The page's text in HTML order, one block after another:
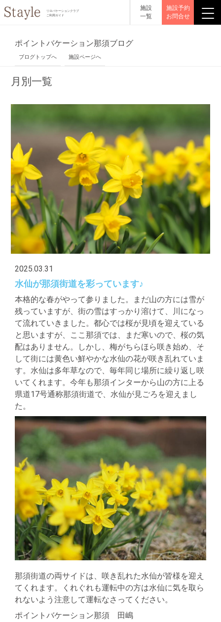
リロバケーションクラブ
ご利用ガイド
施設
一覧
施設予約
お問合せ
ポイントバケーション那須ブログ
ブログトップへ 施設ページへ
月別一覧
2025.03.31
水仙が那須街道を彩っています♪
本格的な春がやって参りました。まだ山の方には雪が
残っていますが、街の雪はすっかり溶けて、川になっ
て流れていきました。都心では桜が見頃を迎えている
と思いますが、ここ那須では、まだ寒いので、桜の気
配はありません。しかし、梅がちらほら咲き始め、そ
して街には黄色い鮮やかな水仙の花が咲き乱れていま
す。水仙は多年草なので、毎年同じ場所に繰り返し咲
いてくれます。今年も那須インターから山の方に上る
県道17号通称那須街道で、水仙が見ごろを迎えまし
た。
那須街道の両サイドは、咲き乱れた水仙が皆様を迎え
てくれます。くれぐれも運転中の方は水仙に気を取ら
れないよう注意して運転なさってください。
ポイントバケーション那須 田嶋